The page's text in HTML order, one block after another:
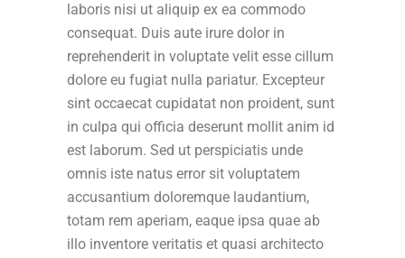
laboris nisi ut aliquip ex ea commodo
consequat. Duis aute irure dolor in
reprehenderit in voluptate velit esse cillum
dolore eu fugiat nulla pariatur. Excepteur
sint occaecat cupidatat non proident, sunt
in culpa qui officia deserunt mollit anim id
est laborum. Sed ut perspiciatis unde
omnis iste natus error sit voluptatem
accusantium doloremque laudantium,
totam rem aperiam, eaque ipsa quae ab
illo inventore veritatis et quasi architecto